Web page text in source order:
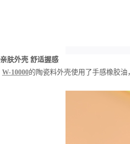
亲肤外壳 舒适握感
W-10000的陶瓷料外壳使用了手感橡胶